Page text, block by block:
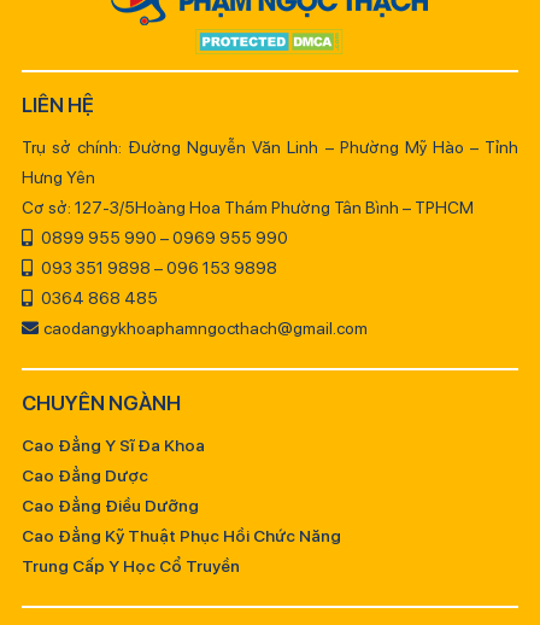
LIÊN HỆ
Trụ sở chính: Đường Nguyễn Văn Linh – Phường Mỹ Hào – Tỉnh
Hưng Yên
Cơ sở: 127-3/5Hoàng Hoa Thám Phường Tân Bình – TPHCM
0899 955 990 – 0969 955 990
093 351 9898 – 096 153 9898
0364 868 485
caodangykhoaphamngocthach@gmail.com
CHUYÊN NGÀNH
Cao Đẳng Y Sĩ Đa Khoa
Cao Đẳng Dược
Cao Đẳng Điều Dưỡng
Cao Đẳng Kỹ Thuật Phục Hồi Chức Năng
Trung Cấp Y Học Cổ Truyền